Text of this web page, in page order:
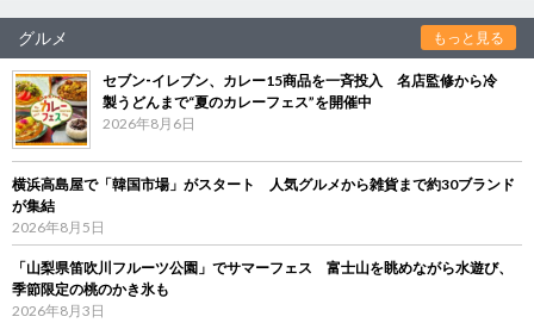
グルメ もっと見る
セブン‐イレブン、カレー15商品を一斉投入 名店監修から冷
製うどんまで“夏のカレーフェス”を開催中
2026年8月6日
横浜高島屋で「韓国市場」がスタート 人気グルメから雑貨まで約30ブランド
が集結
2026年8月5日
「山梨県笛吹川フルーツ公園」でサマーフェス 富士山を眺めながら水遊び、
季節限定の桃のかき氷も
2026年8月3日